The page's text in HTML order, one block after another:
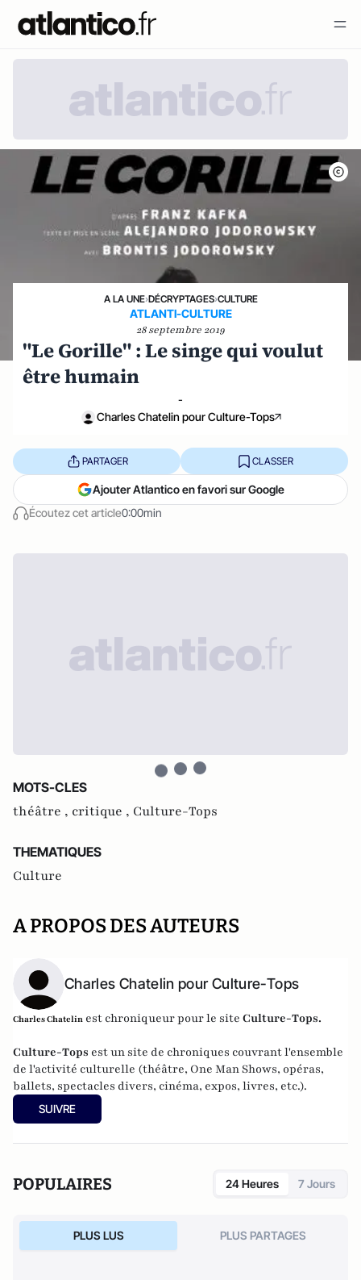
A LA UNE›DÉCRYPTAGES›CULTURE
ATLANTI-CULTURE
28 septembre 2019
"Le Gorille" : Le singe qui voulut
être humain
-
Charles Chatelin pour Culture-Tops
Écoutez cet article0:00min
PARTAGER CLASSER
Ajouter Atlantico en favori sur Google
MOTS-CLES
théâtre , critique , Culture-Tops
THEMATIQUES
Culture
A PROPOS DES AUTEURS
Charles Chatelin pour Culture-Tops
Charles Chatelin est chroniqueur pour le site Culture-Tops.
Culture-Tops est un site de chroniques couvrant l'ensemble
de l'activité culturelle (théâtre, One Man Shows, opéras,
ballets, spectacles divers, cinéma, expos, livres, etc.).
SUIVRE
POPULAIRES 24 Heures 7 Jours
PLUS LUS PLUS PARTAGES